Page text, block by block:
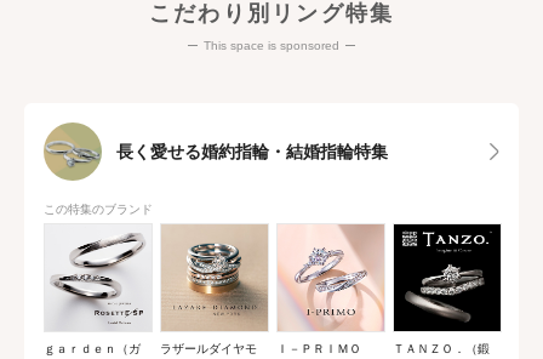
こだわり別リング特集
This space is sponsored
長く愛せる婚約指輪・結婚指輪特集
この特集のブランド
ｇａｒｄｅｎ（ガ
ラザールダイヤモ
Ｉ－ＰＲＩＭＯ
ＴＡＮＺＯ．（鍛